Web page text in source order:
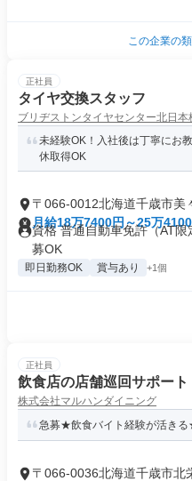
この企業の
正社員
タイヤ交換スタッフ
ブリヂストンタイヤセンター北日本
未経験OK！入社後は丁寧にお
休取得OK
〒066-0012北海道千歳市美
月給18万7400円～25万
資格 普通自動車免許（AT
募OK
即日勤務OK 賞与あり +1個
正社員
飲食店の店舗巡回サポート
株式会社マルハンダイニング
急募★飲食バイト経験が活き
〒066-0036北海道千歳市北